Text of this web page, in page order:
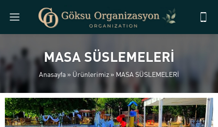
MASA SÜSLEMELERİ
Anasayfa » Ürünlerimiz » MASA SÜSLEMELERİ